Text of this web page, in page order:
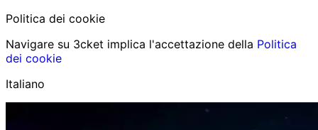
Politica dei cookie
Navigare su 3cket implica l'accettazione della Politica
dei cookie
Italiano